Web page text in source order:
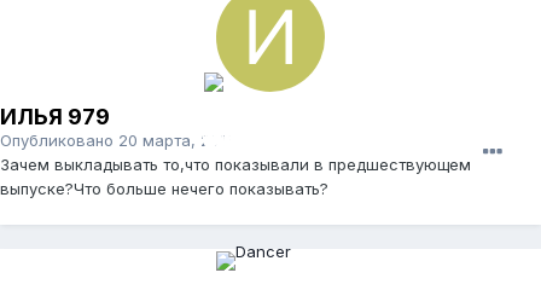
ИЛЬЯ 979
Опубликовано 20 марта, 2015
Зачем выкладывать то,что показывали в предшествующем
выпуске?Что больше нечего показывать?